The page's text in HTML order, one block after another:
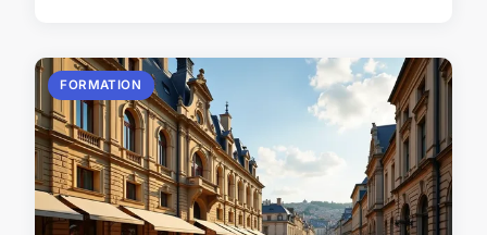
FORMATION